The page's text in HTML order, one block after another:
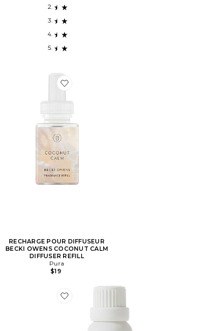
Favorite RECHARGE POUR DIFFUSEUR BECKI
RECHARGE POUR DIFFUSEUR
BECKI OWENS COCONUT CALM
DIFFUSER REFILL
Pura
$19
Favorite HUILE ESSENTIELLE SLEEP & DOWNSHIFT